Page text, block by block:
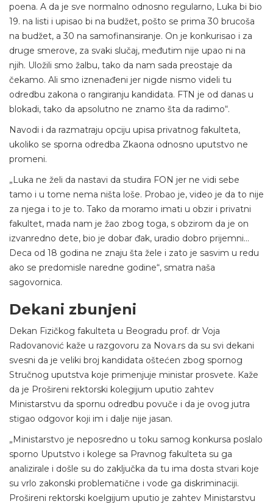
poena. A da je sve normalno odnosno regularno, Luka bi bio
19. na listi i upisao bi na budžet, pošto se prima 30 brucoša
na budžet, a 30 na samofinansiranje. On je konkurisao i za
druge smerove, za svaki slučaj, međutim nije upao ni na
njih. Uložili smo žalbu, tako da nam sada preostaje da
čekamo. Ali smo iznenađeni jer nigde nismo videli tu
odredbu zakona o rangiranju kandidata. FTN je od danas u
blokadi, tako da apsolutno ne znamo šta da radimo“.
Navodi i da razmatraju opciju upisa privatnog fakulteta,
ukoliko se sporna odredba Zkaona odnosno uputstvo ne
promeni.
„Luka ne želi da nastavi da studira FON jer ne vidi sebe
tamo i u tome nema ništa loše. Probao je, video je da to nije
za njega i to je to. Tako da moramo imati u obzir i privatni
fakultet, mada nam je žao zbog toga, s obzirom da je on
izvanredno dete, bio je dobar đak, uradio dobro prijemni…
Deca od 18 godina ne znaju šta žele i zato je sasvim u redu
ako se predomisle naredne godine“, smatra naša
sagovornica.
Dekani zbunjeni
Dekan Fizičkog fakulteta u Beogradu prof. dr Voja
Radovanović kaže u razgovoru za Nova.rs da su svi dekani
svesni da je veliki broj kandidata oštećen zbog spornog
Stručnog uputstva koje primenjuje ministar prosvete. Kaže
da je Prošireni rektorski kolegijum uputio zahtev
Ministarstvu da spornu odredbu povuče i da je ovog jutra
stigao odgovor koji im i dalje nije jasan.
„Ministarstvo je neposredno u toku samog konkursa poslalo
sporno Uputstvo i kolege sa Pravnog fakulteta su ga
analizirale i došle su do zaključka da tu ima dosta stvari koje
su vrlo zakonski problematične i vode ga diskriminaciji.
Prošireni rektorski koelgijum uputio je zahtev Ministarstvu